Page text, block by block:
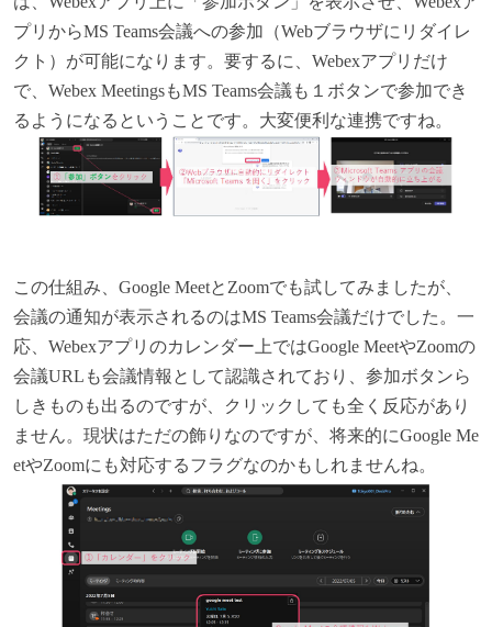
プリからMS Teams会議への参加（Webブラウザにリダイレ
クト）が可能になります。要するに、Webexアプリだけ
で、Webex MeetingsもMS Teams会議も１ボタンで参加でき
るようになるということです。大変便利な連携ですね。
この仕組み、Google MeetとZoomでも試してみましたが、
会議の通知が表示されるのはMS Teams会議だけでした。一
応、Webexアプリのカレンダー上ではGoogle MeetやZoomの
会議URLも会議情報として認識されており、参加ボタンら
しきものも出るのですが、クリックしても全く反応があり
ません。現状はただの飾りなのですが、将来的にGoogle Me
etやZoomにも対応するフラグなのかもしれませんね。